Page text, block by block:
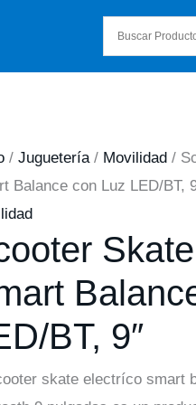
/ Juguetería/ Movilidad/
Balance con Luz LED/BT,
BT, 9″
skate electríco smart